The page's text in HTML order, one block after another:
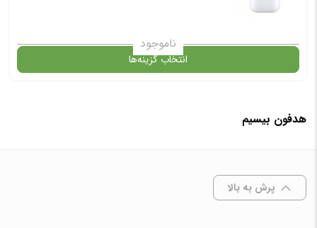
ناموجود
انتخاب گزینه‌ها
گارانتی
هدفون بیسیم
پرش به بالا